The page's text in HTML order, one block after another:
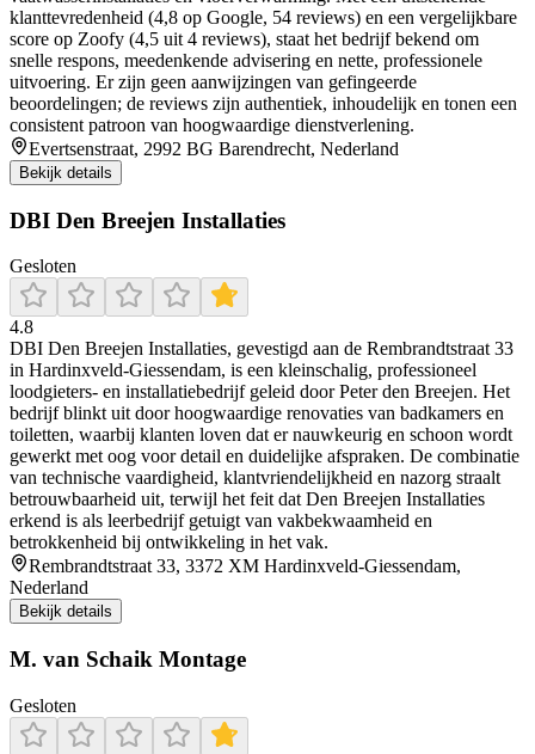
klanttevredenheid (4,8 op Google, 54 reviews) en een vergelijkbare
score op Zoofy (4,5 uit 4 reviews), staat het bedrijf bekend om
snelle respons, meedenkende advisering en nette, professionele
uitvoering. Er zijn geen aanwijzingen van gefingeerde
beoordelingen; de reviews zijn authentiek, inhoudelijk en tonen een
consistent patroon van hoogwaardige dienstverlening.
Evertsenstraat, 2992 BG Barendrecht, Nederland
Bekijk details
DBI Den Breejen Installaties
Gesloten
4.8
DBI Den Breejen Installaties, gevestigd aan de Rembrandtstraat 33
in Hardinxveld‑Giessendam, is een kleinschalig, professioneel
loodgieters‑ en installatiebedrijf geleid door Peter den Breejen. Het
bedrijf blinkt uit door hoogwaardige renovaties van badkamers en
toiletten, waarbij klanten loven dat er nauwkeurig en schoon wordt
gewerkt met oog voor detail en duidelijke afspraken. De combinatie
van technische vaardigheid, klantvriendelijkheid en nazorg straalt
betrouwbaarheid uit, terwijl het feit dat Den Breejen Installaties
erkend is als leerbedrijf getuigt van vakbekwaamheid en
betrokkenheid bij ontwikkeling in het vak.
Rembrandtstraat 33, 3372 XM Hardinxveld-Giessendam,
Nederland
Bekijk details
M. van Schaik Montage
Gesloten